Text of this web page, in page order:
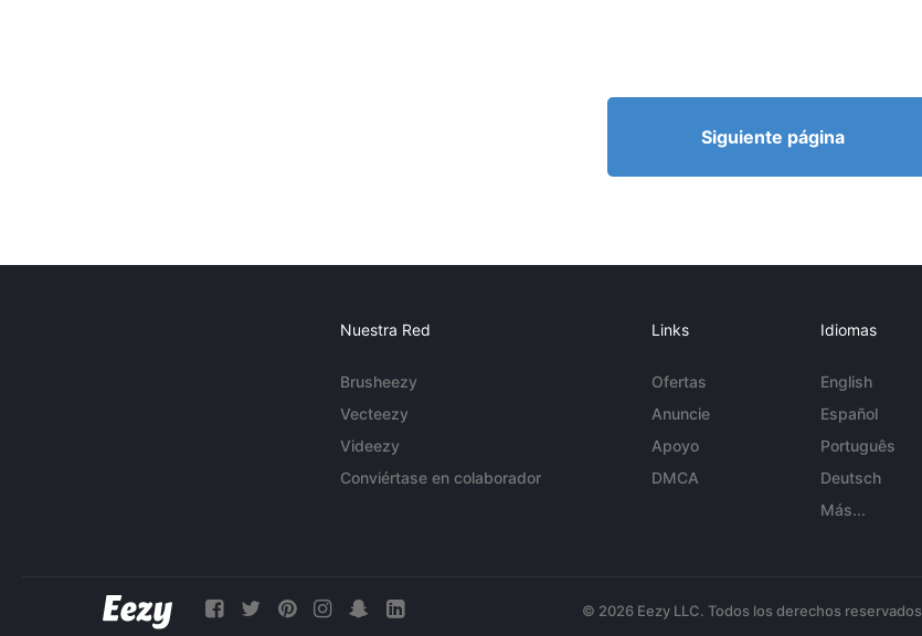
Siguiente página
Nuestra Red
Brusheezy
Vecteezy
Videezy
Conviértase en colaborador
Links
Ofertas
Anuncie
Apoyo
DMCA
Idiomas
English
Español
Português
Deutsch
Más...
© 2026 Eezy LLC. Todos los derechos reservados